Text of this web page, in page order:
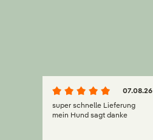
07.08.26
super schnelle Lieferung
mein Hund sagt danke